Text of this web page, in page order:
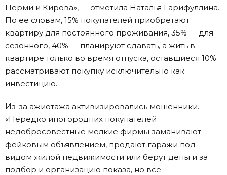
Перми и Кирова», — отметила Наталья Гарифуллина.
По ее словам, 15% покупателей приобретают
квартиру для постоянного проживания, 35% — для
сезонного, 40% — планируют сдавать, а жить в
квартире только во время отпуска, оставшиеся 10%
рассматривают покупку исключительно как
инвестицию.
Из-за ажиотажа активизировались мошенники.
«Нередко иногородних покупателей
недобросовестные мелкие фирмы заманивают
фейковым объявлением, продают гаражи под
видом жилой недвижимости или берут деньги за
подбор и организацию показа, но все